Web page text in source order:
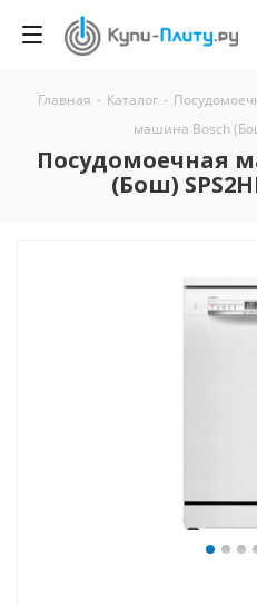
Главная - Каталог -
машина Bosch
Посудомоечная
(Бош)